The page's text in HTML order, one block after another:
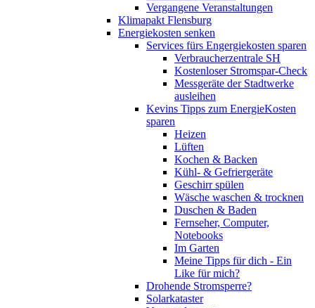
Vergangene Veranstaltungen
Klimapakt Flensburg
Energiekosten senken
Services fürs Engergiekosten sparen
Verbraucherzentrale SH
Kostenloser Stromspar-Check
Messgeräte der Stadtwerke
ausleihen
Kevins Tipps zum EnergieKosten
sparen
Heizen
Lüften
Kochen & Backen
Kühl- & Gefriergeräte
Geschirr spülen
Wäsche waschen & trocknen
Duschen & Baden
Fernseher, Computer,
Notebooks
Im Garten
Meine Tipps für dich - Ein
Like für mich?
Drohende Stromsperre?
Solarkataster